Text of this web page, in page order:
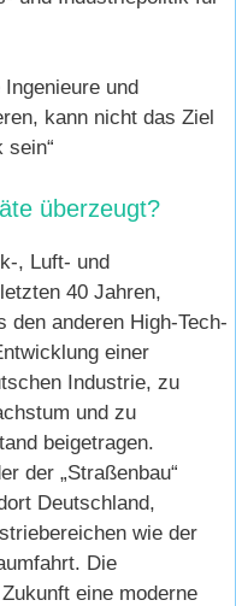
und
kann nicht das Ziel
sein“
überzeugt?
, Luft- und
40 Jahren,
den anderen High-Tech-
einer
Industrie, zu
und zu
beigetragen.
der „Straßenbau“
Deutschland,
wie der
Die
eine moderne